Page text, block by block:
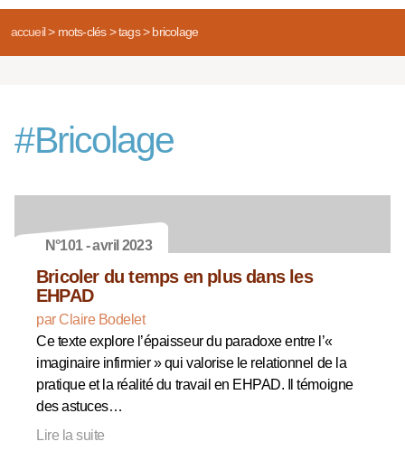
accueil> mots-clés> tags> bricolage
#Bricolage
N°101 - avril 2023
Bricoler du temps en plus dans les
EHPAD
par Claire Bodelet
Ce texte explore l’épaisseur du paradoxe entre l’«
imaginaire infirmier » qui valorise le relationnel de la
pratique et la réalité du travail en EHPAD. Il témoigne
des astuces…
Lire la suite